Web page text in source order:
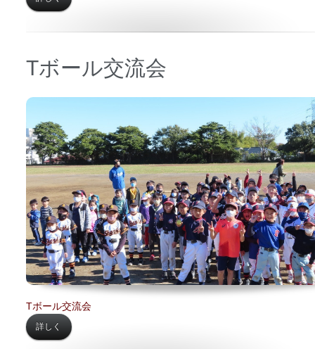
Tボール交流会
日時 【
2021年11月28日】
場所 【栗木スポーツ広場】
Tボール交流会
詳しく